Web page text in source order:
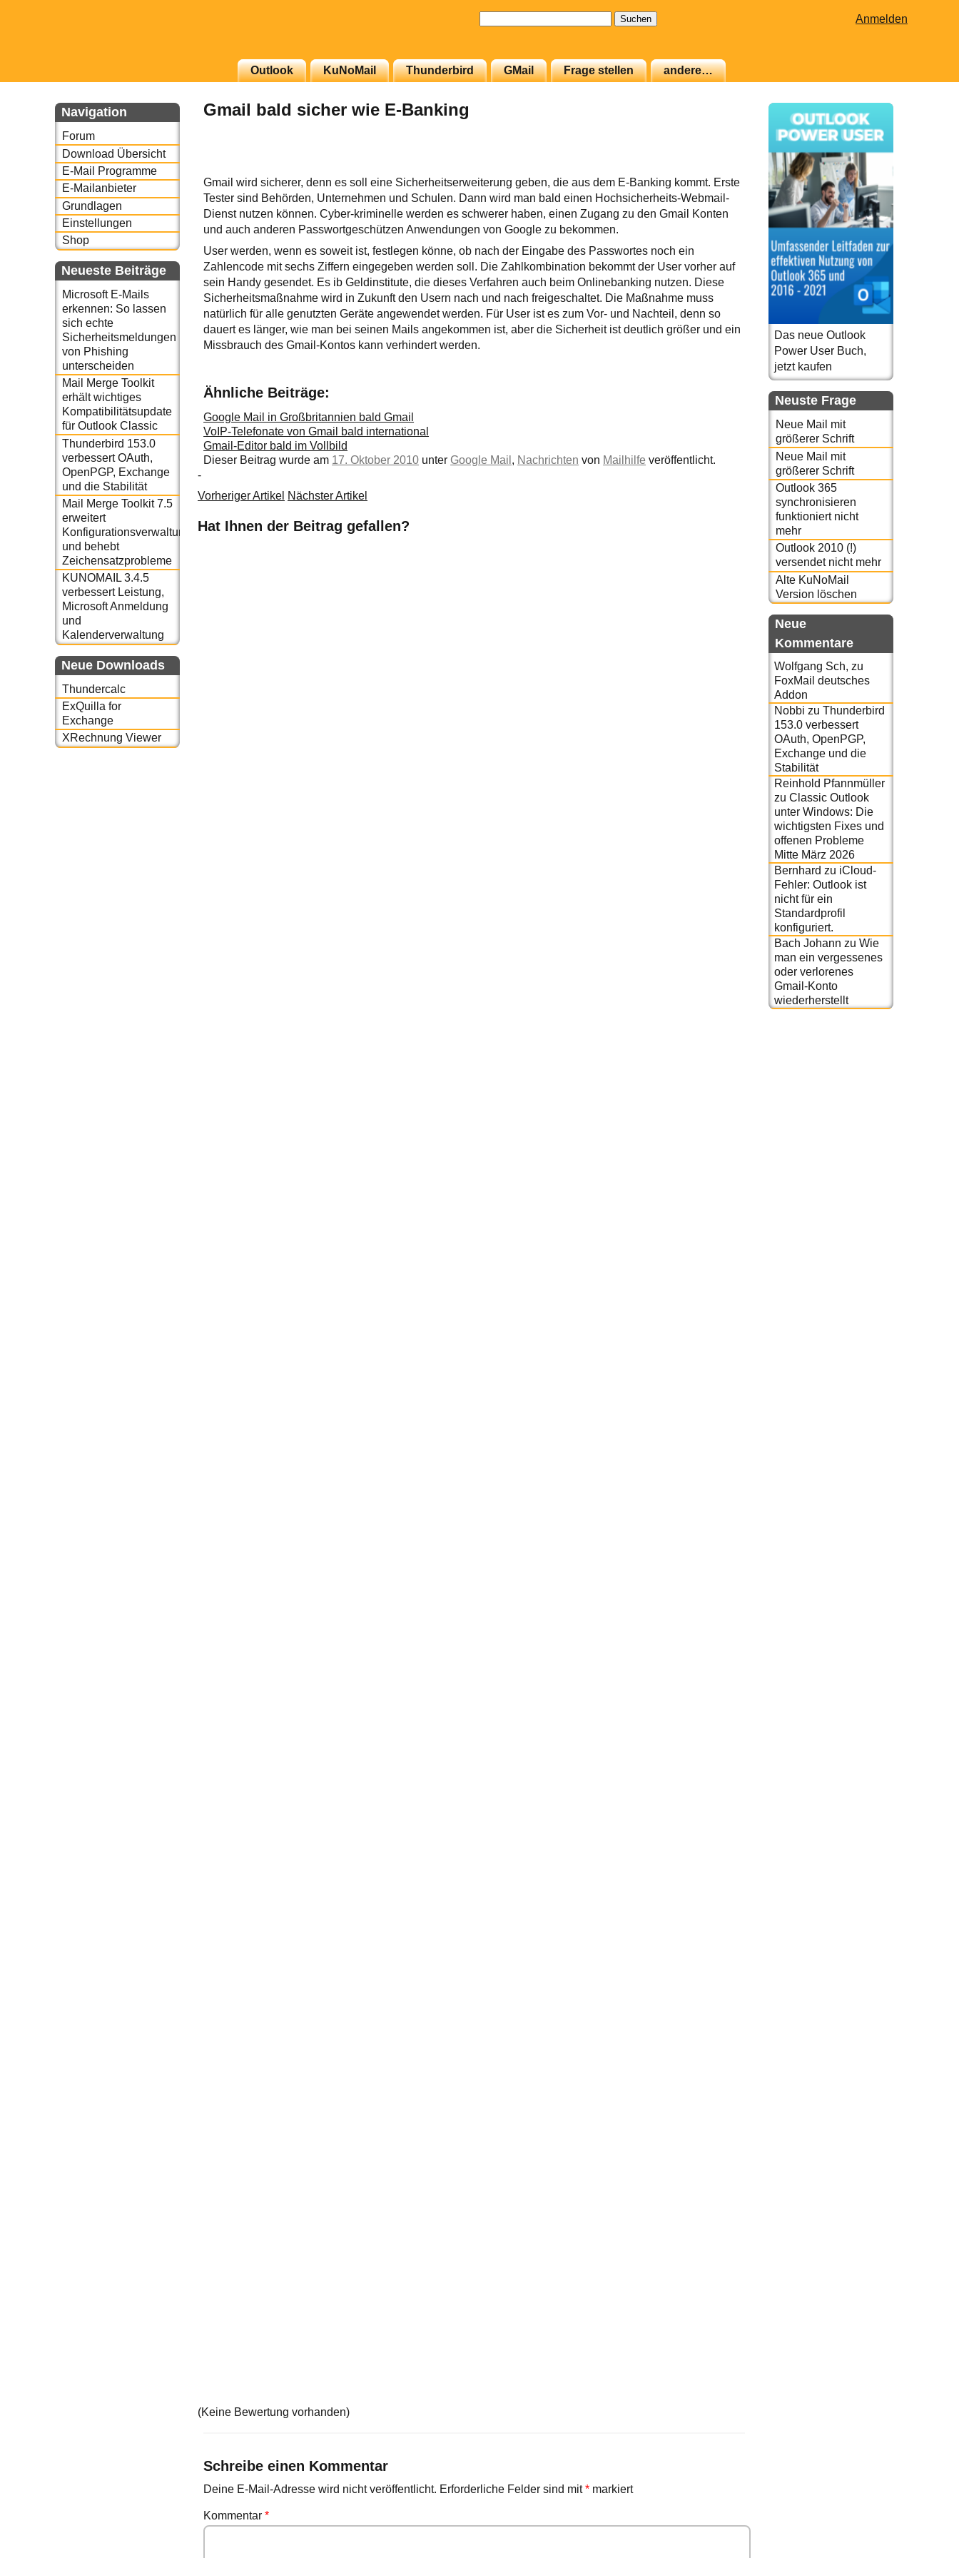
Anmelden
Outlook KuNoMail Thunderbird GMail Frage stellen andere…
Navigation
Forum
Download Übersicht
E-Mail Programme
E-Mailanbieter
Grundlagen
Einstellungen
Shop
Neueste Beiträge
Microsoft E-Mails
erkennen: So lassen
sich echte
Sicherheitsmeldungen
von Phishing
unterscheiden
Mail Merge Toolkit
erhält wichtiges
Kompatibilitätsupdate
für Outlook Classic
Thunderbird 153.0
verbessert OAuth,
OpenPGP, Exchange
und die Stabilität
Mail Merge Toolkit 7.5
erweitert
Konfigurationsverwaltung
und behebt
Zeichensatzprobleme
KUNOMAIL 3.4.5
verbessert Leistung,
Microsoft Anmeldung
und
Kalenderverwaltung
Neue Downloads
Thundercalc
ExQuilla for
Exchange
XRechnung Viewer
Gmail bald sicher wie E-Banking
Gmail wird sicherer, denn es soll eine Sicherheitserweiterung geben, die aus dem E-Banking kommt. Erste
Tester sind Behörden, Unternehmen und Schulen. Dann wird man bald einen Hochsicherheits-Webmail-
Dienst nutzen können. Cyber-kriminelle werden es schwerer haben, einen Zugang zu den Gmail Konten
und auch anderen Passwortgeschützen Anwendungen von Google zu bekommen.
User werden, wenn es soweit ist, festlegen könne, ob nach der Eingabe des Passwortes noch ein
Zahlencode mit sechs Ziffern eingegeben werden soll. Die Zahlkombination bekommt der User vorher auf
sein Handy gesendet. Es ib Geldinstitute, die dieses Verfahren auch beim Onlinebanking nutzen. Diese
Sicherheitsmaßnahme wird in Zukunft den Usern nach und nach freigeschaltet. Die Maßnahme muss
natürlich für alle genutzten Geräte angewendet werden. Für User ist es zum Vor- und Nachteil, denn so
dauert es länger, wie man bei seinen Mails angekommen ist, aber die Sicherheit ist deutlich größer und ein
Missbrauch des Gmail-Kontos kann verhindert werden.
Ähnliche Beiträge:
Google Mail in Großbritannien bald Gmail
VoIP-Telefonate von Gmail bald international
Gmail-Editor bald im Vollbild
Dieser Beitrag wurde am 17. Oktober 2010 unter Google Mail , Nachrichten von Mailhilfe veröffentlicht.
-
Vorheriger Artikel Nächster Artikel
Hat Ihnen der Beitrag gefallen?
(Keine Bewertung vorhanden)
Schreibe einen Kommentar
Deine E-Mail-Adresse wird nicht veröffentlicht. Erforderliche Felder sind mit* markiert
Kommentar*
Das neue Outlook
Power User Buch,
jetzt kaufen
Neuste Frage
Neue Mail mit
größerer Schrift
Neue Mail mit
größerer Schrift
Outlook 365
synchronisieren
funktioniert nicht
mehr
Outlook 2010 (!)
versendet nicht mehr
Alte KuNoMail
Version löschen
Neue
Kommentare
Wolfgang Sch, zu
FoxMail deutsches
Addon
Nobbi zu Thunderbird
153.0 verbessert
OAuth, OpenPGP,
Exchange und die
Stabilität
Reinhold Pfannmüller
zu Classic Outlook
unter Windows: Die
wichtigsten Fixes und
offenen Probleme
Mitte März 2026
Bernhard zu iCloud-
Fehler: Outlook ist
nicht für ein
Standardprofil
konfiguriert.
Bach Johann zu Wie
man ein vergessenes
oder verlorenes
Gmail-Konto
wiederherstellt
oder auch